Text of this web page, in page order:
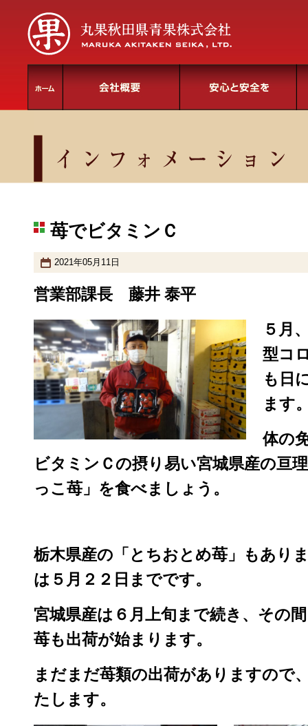
苺でビタミンＣ
2021年05月11日
営業部課長 藤井 泰平
５月
型コ
も日
ます
体の
ビタミンＣの摂り易い宮城県産の亘
っこ苺」を食べましょう。
栃木県産の「とちおとめ苺」もあり
は５月２２日までです。
宮城県産は６月上旬まで続き、その
苺も出荷が始まります。
まだまだ苺類の出荷がありますので
たします。